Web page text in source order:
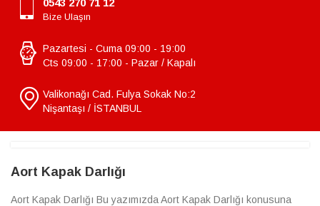
0543 270 71 12
Bize Ulaşın
Pazartesi - Cuma 09:00 - 19:00
Cts 09:00 - 17:00 - Pazar / Kapalı
Valikonağı Cad. Fulya Sokak No:2
Nişantaşı / İSTANBUL
Aort Kapak Darlığı
Aort Kapak Darlığı Bu yazımızda Aort Kapak Darlığı konusuna